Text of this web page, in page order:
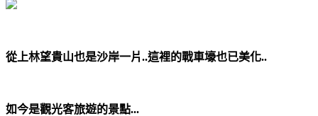
從上林望貴山也是沙岸一片..這裡的戰車壕也已美化..
如今是觀光客旅遊的景點...